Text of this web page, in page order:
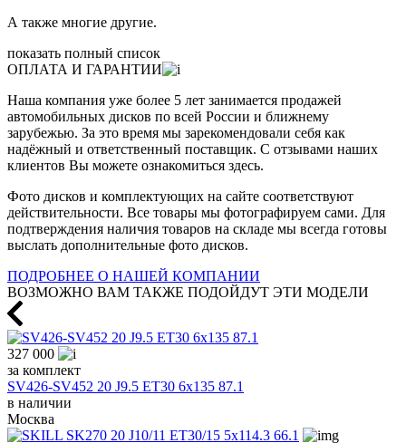
А также многие другие.
показать полный список
ОПЛАТА И ГАРАНТИИ
Наша компания уже более 5 лет занимается продажей
автомобильных дисков по всей России и ближнему
зарубежью. За это время мы зарекомендовали себя как
надёжный и ответственный поставщик. С отзывами наших
клиентов Вы можете ознакомиться здесь.
Фото дисков и комплектующих на сайте соответствуют
действительности. Все товары мы фотографируем сами. Для
подтверждения наличия товаров на складе мы всегда готовы
выслать дополнительные фото дисков.
ПОДРОБНЕЕ О НАШЕЙ КОМПАНИИ
ВОЗМОЖНО ВАМ ТАКЖЕ ПОДОЙДУТ ЭТИ МОДЕЛИ
327 000
за комплект
SV426-SV452 20 J9.5 ET30 6x135 87.1
в наличии
Москва